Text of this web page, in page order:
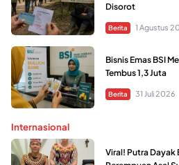
Disorot
Berita 1 Agustus
Bisnis Emas BSI
Tembus 1,3 Juta
Berita 31 Juli 2026
Internasional
Viral! Putra